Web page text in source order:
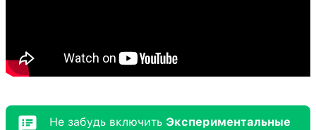
Не забудь включить Экспериментальные